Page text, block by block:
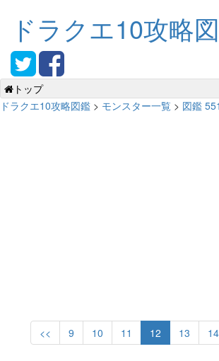
ドラクエ10攻略
トップ
ドラクエ10攻略図鑑 > モンスター一覧 > 図鑑
<< 9 10 11 12 13 14